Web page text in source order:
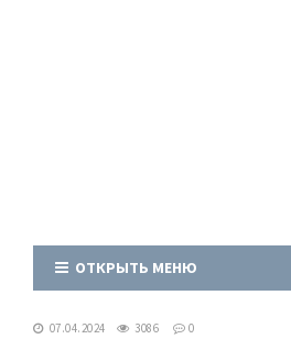
ОТКРЫТЬ МЕНЮ
07.04.2024 3086
0